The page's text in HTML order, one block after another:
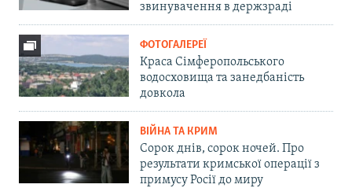
звинувачення в держзраді
ФОТОГАЛЕРЕЇ
Краса Сімферопольського
водосховища та занедбаність
довкола
ВІЙНА ТА КРИМ
Сорок днів, сорок ночей. Про
результати кримської операції з
примусу Росії до миру